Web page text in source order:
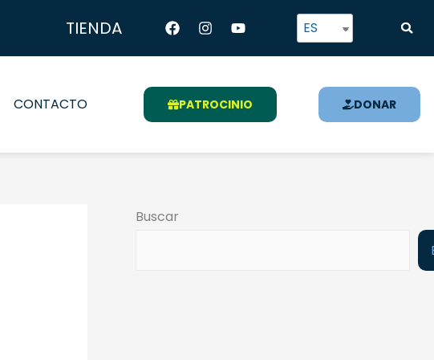
TIENDA Facebook
Instagram
Youtube ES
CONTACTO PATROCINIO DONAR
Buscar